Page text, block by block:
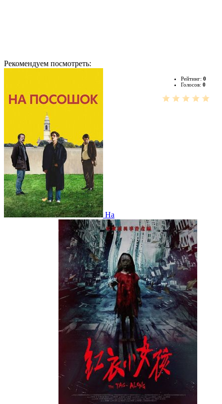
Рекомендуем посмотреть:
Рейтинг: 0
Голосов: 0
На